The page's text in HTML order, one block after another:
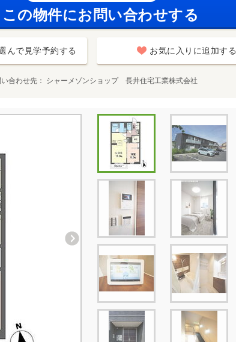
この物件にお問い合わせする
んで見学予約する お気に入りに追加する
い合わせ先 シャーメゾンショップ 長井住宅工業株式会社